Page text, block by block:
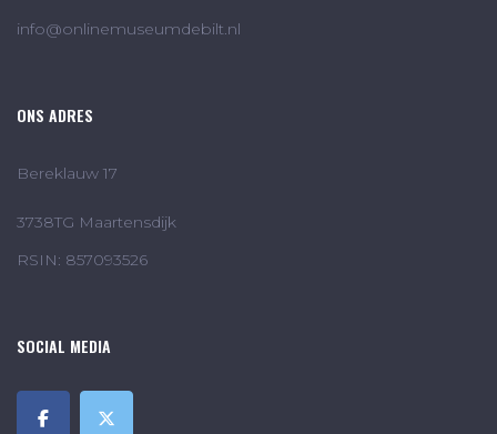
info@onlinemuseumdebilt.nl
ONS ADRES
Bereklauw 17
3738TG Maartensdijk
RSIN: 857093526
SOCIAL MEDIA